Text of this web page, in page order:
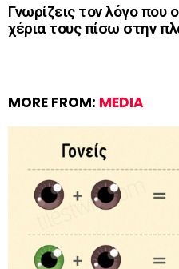
Γνωρίζεις τον λόγο που
χέρια τους πίσω στην
MORE FROM: MEDIA